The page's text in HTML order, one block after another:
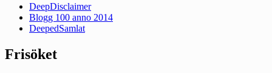
DeepDisclaimer
Blogg 100 anno 2014
DeepedSamlat
Frisöket